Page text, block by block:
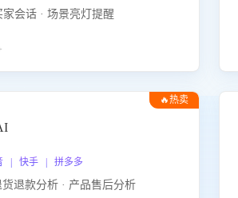
会话 · 场景亮灯提醒
🔥热卖
| 快手 | 拼多多
退款分析 · 产品售后分析